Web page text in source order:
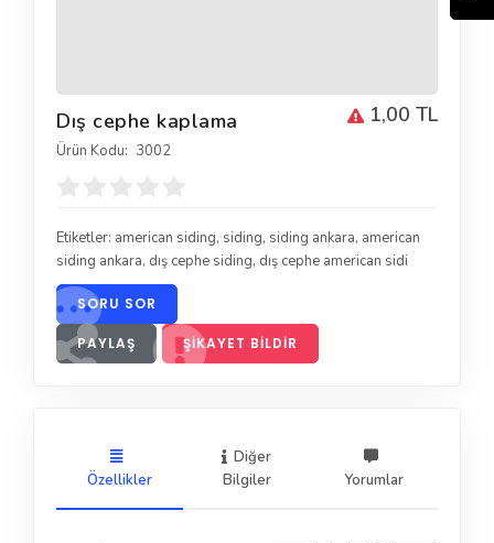
1,00 TL
Dış cephe kaplama
Ürün Kodu: 3002
Etiketler: american siding, siding, siding ankara, american
siding ankara, dış cephe siding, dış cephe american sidi
SORU SOR
PAYLAŞ ŞIKAYET BILDIR
Özellikler
Diğer
Bilgiler
Yorumlar